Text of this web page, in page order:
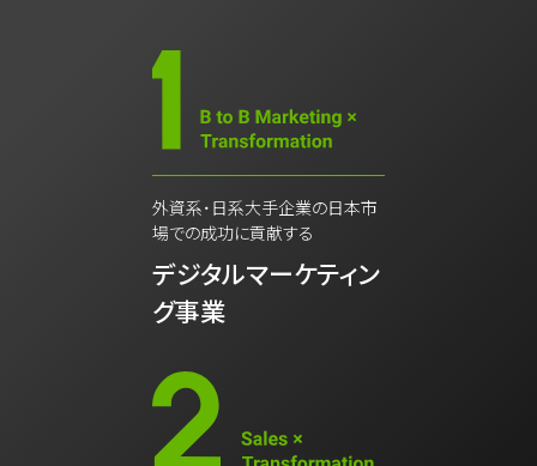
外資系・日系大手企業の日本市
場での成功に貢献する
デジタルマーケティン
グ事業